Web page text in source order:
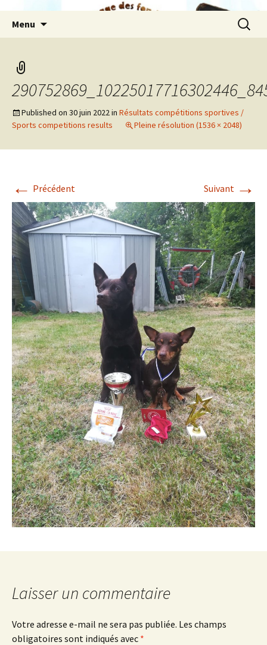
Menu
Published on 30 juin 2022in Résultats compétitions sportives /
Sports competitions results
Pleine résolution (1536 × 2048)
← Précédent Suivant →
Laisser un commentaire
Votre adresse e-mail ne sera pas publiée. Les champs
obligatoires sont indiqués avec *